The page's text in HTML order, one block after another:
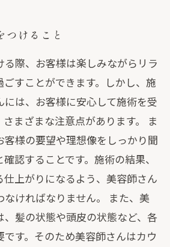
つけること
際、お客様は楽しみながらリラ
ごすことができます。しかし、施
は、お客様に安心して施術を受
まざまな注意点があります。 ま
客様の要望や理想像をしっかり聞
認することです。施術の結果、
仕上がりになるよう、美容師さん
なければなりません。 また、美
、髪の状態や頭皮の状態など、各
す。そのため美容師さんはカウ